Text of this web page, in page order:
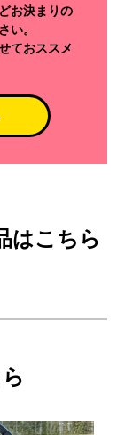
お決まりの
い。
ておススメ
はこちら